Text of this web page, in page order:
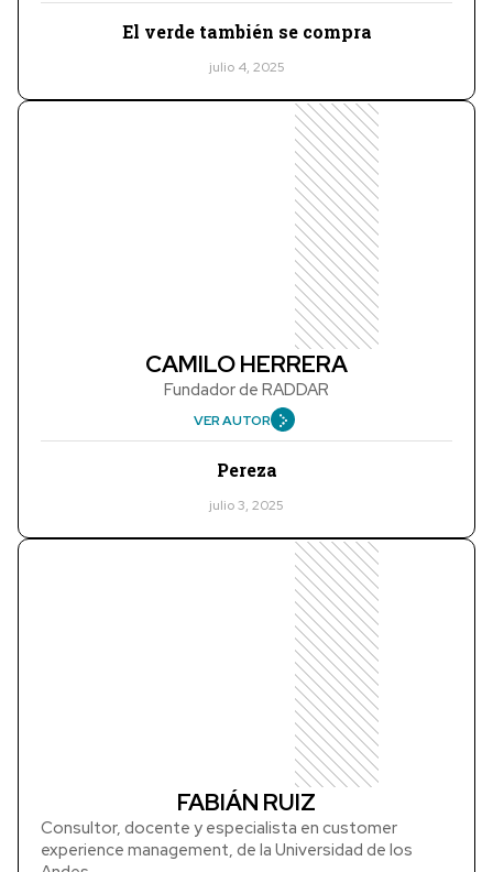
El verde también se compra
julio 4, 2025
CAMILO HERRERA
Fundador de RADDAR
VER AUTOR
Pereza
julio 3, 2025
FABIÁN RUIZ
Consultor, docente y especialista en customer
experience management, de la Universidad de los